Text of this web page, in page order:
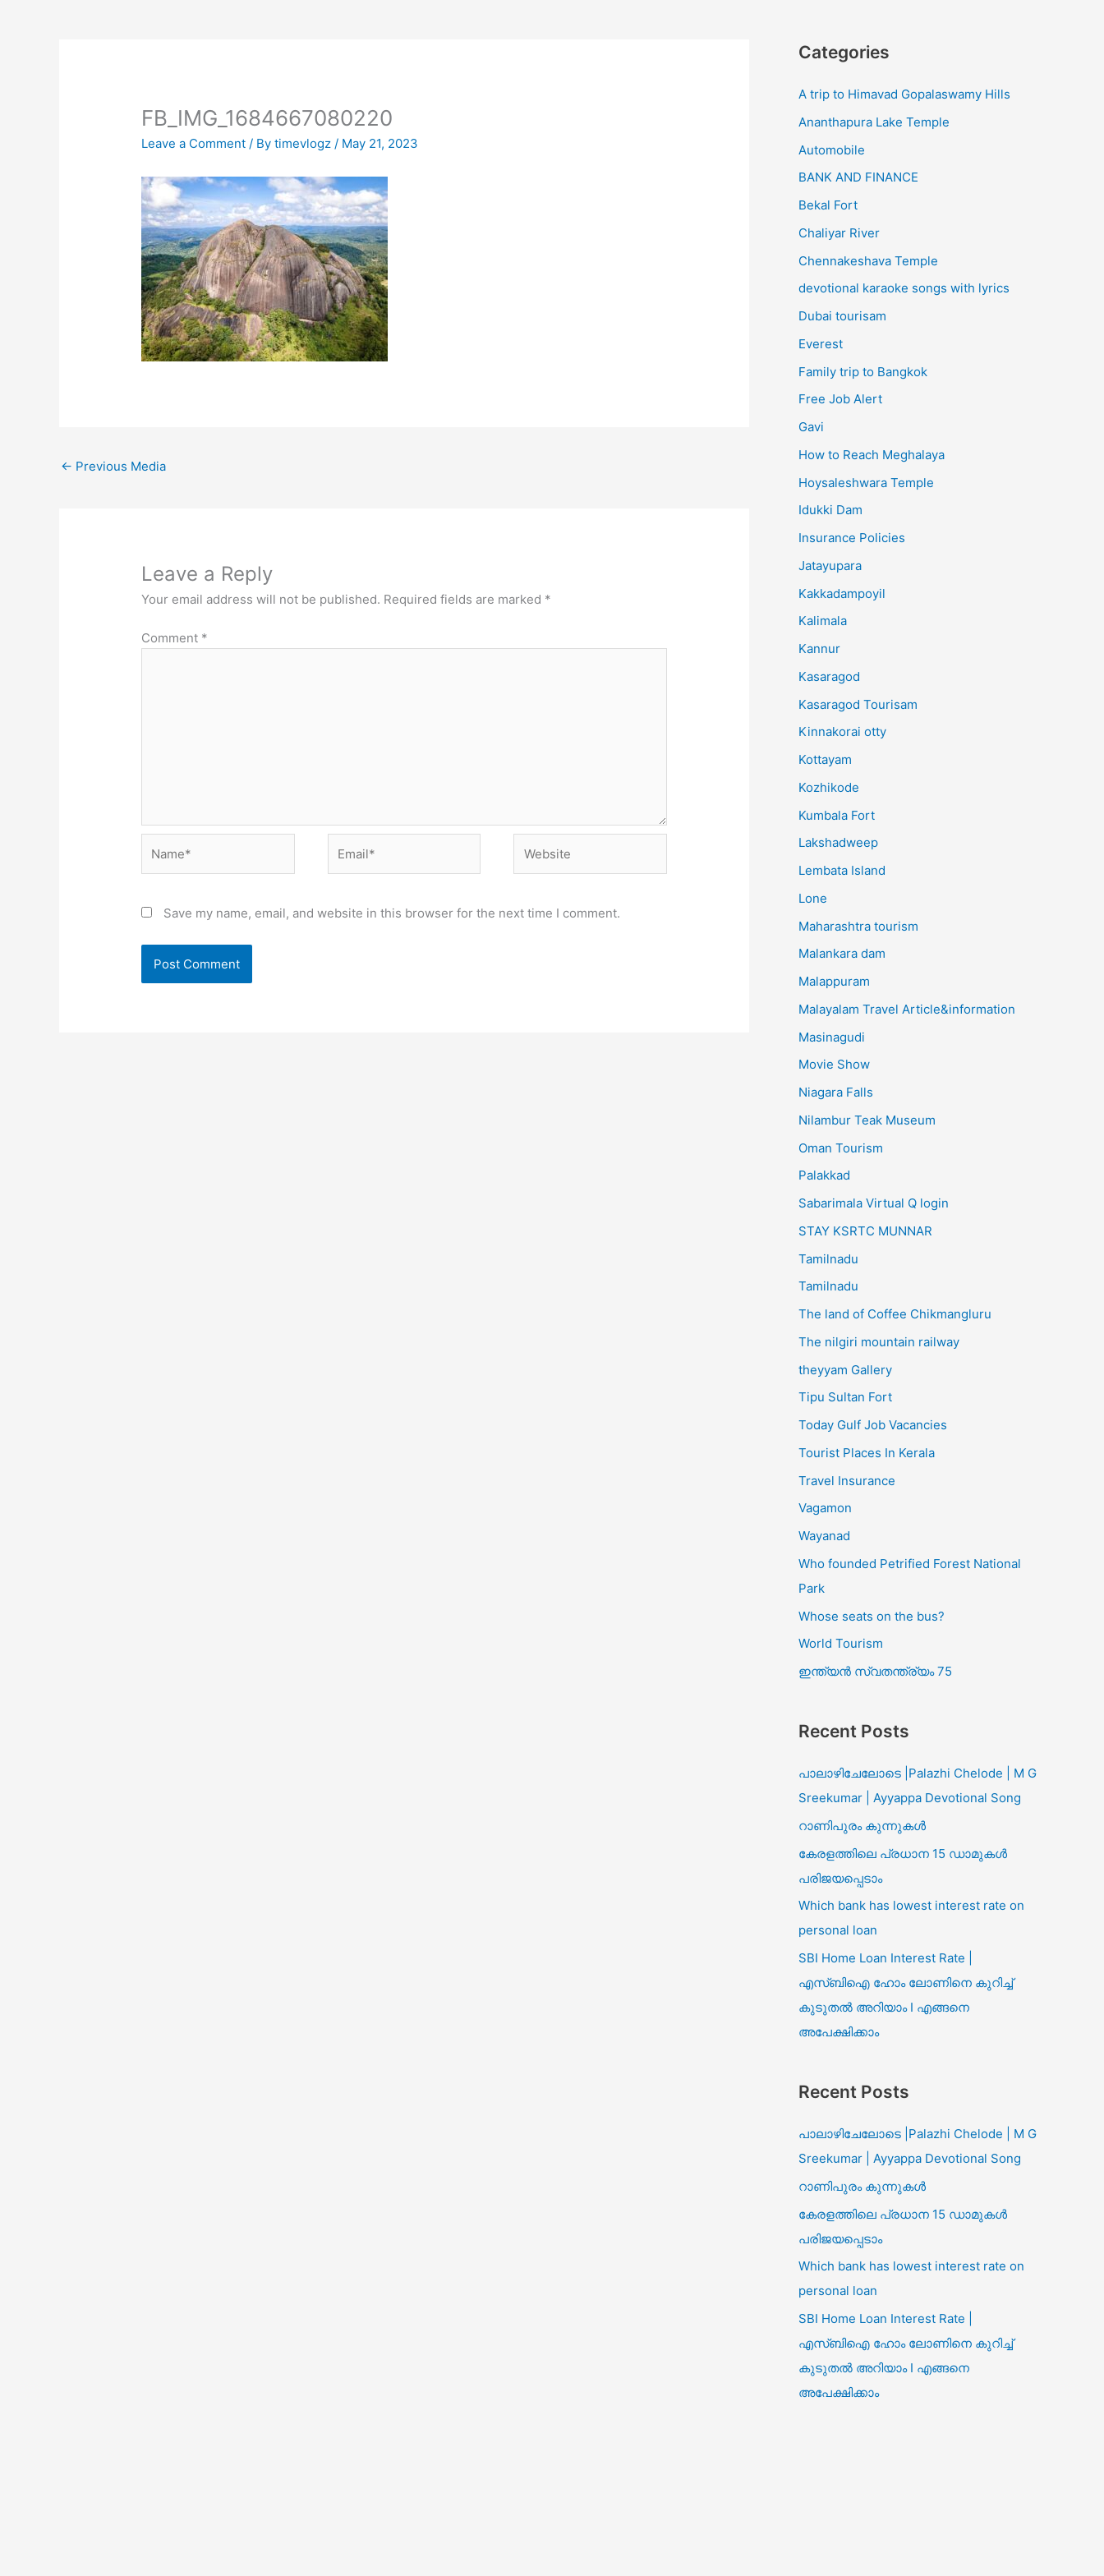
FB_IMG_1684667080220
Leave a Comment / Bytimevlogz/ May 21, 2023
← Previous Media
Leave a Reply
Your email address will not be published. Required fields are marked *
Comment *
Save my name, email, and website in this browser for the next time I comment.
Categories
A trip to Himavad Gopalaswamy Hills
Ananthapura Lake Temple
Automobile
BANK AND FINANCE
Bekal Fort
Chaliyar River
Chennakeshava Temple
devotional karaoke songs with lyrics
Dubai tourisam
Everest
Family trip to Bangkok
Free Job Alert
Gavi
How to Reach Meghalaya
Hoysaleshwara Temple
Idukki Dam
Insurance Policies
Jatayupara
Kakkadampoyil
Kalimala
Kannur
Kasaragod
Kasaragod Tourisam
Kinnakorai otty
Kottayam
Kozhikode
Kumbala Fort
Lakshadweep
Lembata Island
Lone
Maharashtra tourism
Malankara dam
Malappuram
Malayalam Travel Article&information
Masinagudi
Movie Show
Niagara Falls
Nilambur Teak Museum
Oman Tourism
Palakkad
Sabarimala Virtual Q login
STAY KSRTC MUNNAR
Tamilnadu
Tamilnadu
The land of Coffee Chikmangluru
The nilgiri mountain railway
theyyam Gallery
Tipu Sultan Fort
Today Gulf Job Vacancies
Tourist Places In Kerala
Travel Insurance
Vagamon
Wayanad
Who founded Petrified Forest National
Park
Whose seats on the bus?
World Tourism
ഇന്ത്യൻ സ്വതന്ത്ര്യം 75
Recent Posts
പാലാഴിചേലോടെ |Palazhi Chelode | M G
Sreekumar | Ayyappa Devotional Song
റാണിപുരം കുന്നുകൾ
കേരളത്തിലെ പ്രധാന 15 ഡാമുകൾ
പരിജയപ്പെടാം
Which bank has lowest interest rate on
personal loan
SBI Home Loan Interest Rate |
എസ്ബിഐ ഹോം ലോണിനെ കുറിച്ച്
കുടുതൽ അറിയാം I എങ്ങനെ
അപേക്ഷിക്കാം
Recent Posts
പാലാഴിചേലോടെ |Palazhi Chelode | M G
Sreekumar | Ayyappa Devotional Song
റാണിപുരം കുന്നുകൾ
കേരളത്തിലെ പ്രധാന 15 ഡാമുകൾ
പരിജയപ്പെടാം
Which bank has lowest interest rate on
personal loan
SBI Home Loan Interest Rate |
എസ്ബിഐ ഹോം ലോണിനെ കുറിച്ച്
കുടുതൽ അറിയാം I എങ്ങനെ
അപേക്ഷിക്കാം